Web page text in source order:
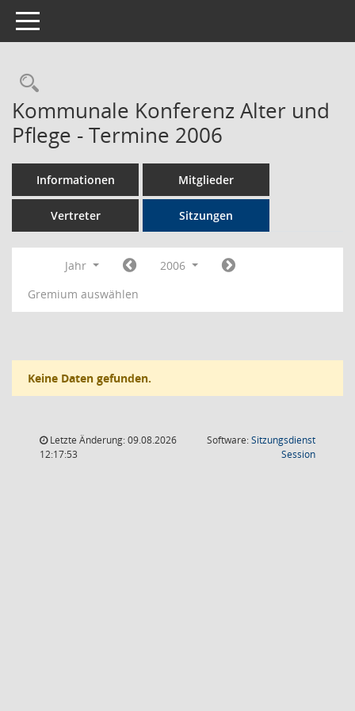
Toggle navigation
Rechercheauswahl
Kommunale Konferenz Alter und
Pflege - Termine 2006
Informationen Mitglieder
Vertreter Sitzungen
Jahr
2006
Gremium auswählen
Keine Daten gefunden.
Letzte Änderung: 09.08.2026
12:17:53
Software:Sitzungsdienst
Session(Wird in